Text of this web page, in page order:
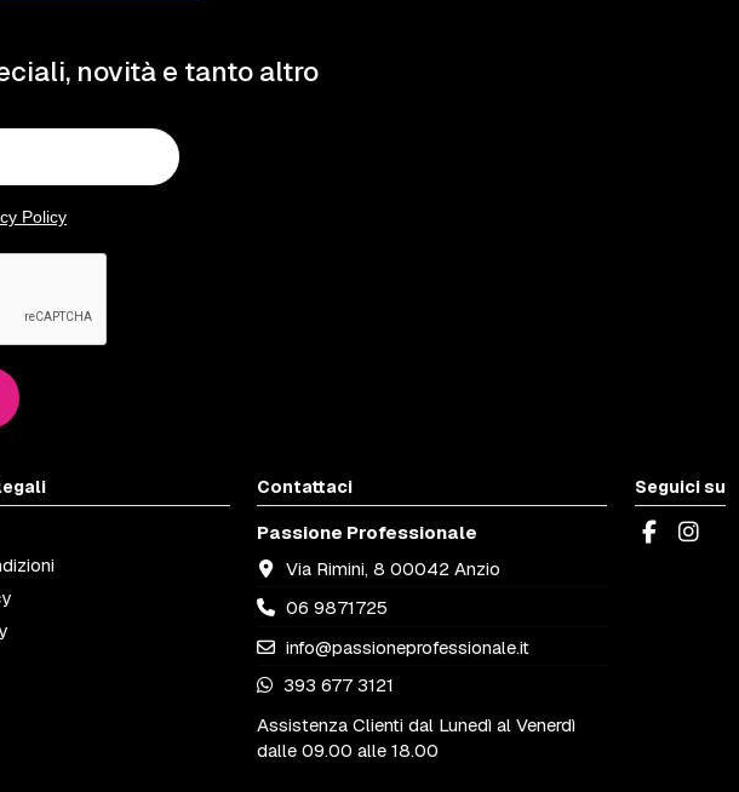
novità e tanto altro
Policy
Contattaci
Passione Professionale
Via Rimini, 8 00042 Anzio
06 9871725
info@passioneprofessionale.it
393 677 3121
Assistenza Clienti dal Lunedì al Venerdì
dalle 09.00 alle 18.00
Seguici su